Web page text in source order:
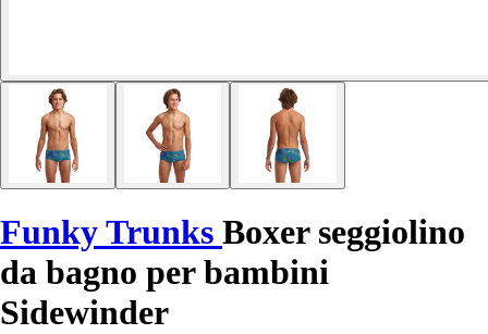
Funky Trunks Boxer seggiolino
da bagno per bambini
Sidewinder